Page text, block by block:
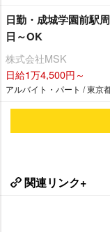
日勤・成城学園前駅
日～OK
株式会社MSK
日給1万4,500円～
アルバイト・パート / 東京
関連リンク+